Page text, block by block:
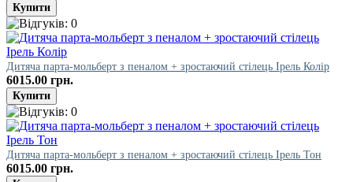
Дитяча парта-мольберт з пеналом + зростаючий стілець Ірель Колір
6015.00 грн.
Дитяча парта-мольберт з пеналом + зростаючий стілець Ірель Тон
6015.00 грн.